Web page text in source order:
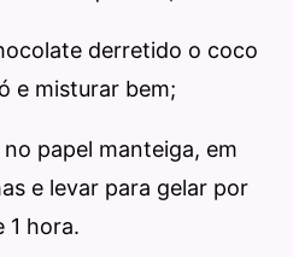
derretido o coco
e misturar bem;
papel manteiga, em
e levar para gelar por
1 hora.